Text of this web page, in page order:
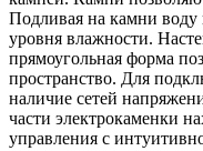
Подливая на камни воду
уровня влажности.
прямоугольная форма
пространство. Для
наличие сетей
части электрокаменки
управления с